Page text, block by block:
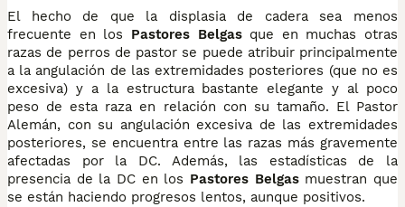
El hecho de que la displasia de cadera sea menos
frecuente en los Pastores Belgasque en muchas otras
razas de perros de pastor se puede atribuir principalmente
a la angulación de las extremidades posteriores (que no es
excesiva) y a la estructura bastante elegante y al poco
peso de esta raza en relación con su tamaño. El Pastor
Alemán, con su angulación excesiva de las extremidades
posteriores, se encuentra entre las razas más gravemente
afectadas por la DC. Además, las estadísticas de la
presencia de la DC en los Pastores Belgasmuestran que
se están haciendo progresos lentos, aunque positivos.